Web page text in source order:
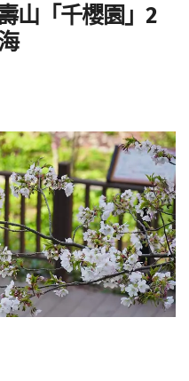
山「千櫻園」2